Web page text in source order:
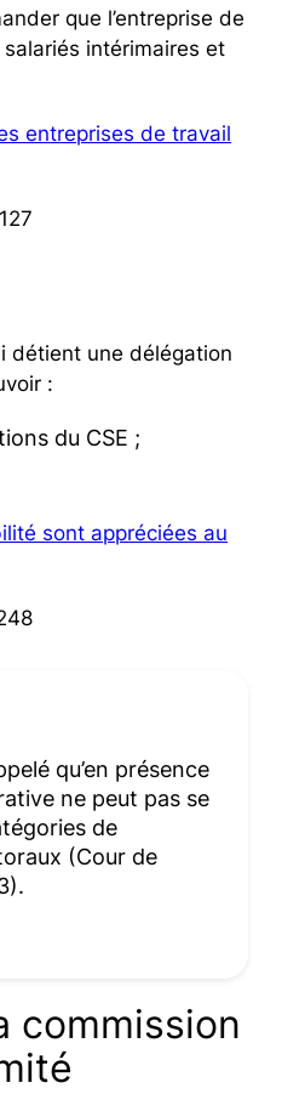
que l’entreprise de
intérimaires et
entreprises de travail
détient une délégation
:
du CSE ;
sont appréciées au
qu’en présence
ne peut pas se
de
(Cour de
commission